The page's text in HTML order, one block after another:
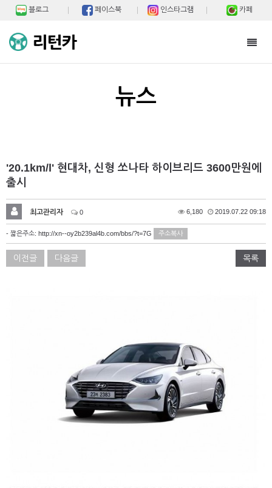
블로그 페이스북 인스타그램 카페
뉴스
'20.1km/l' 현대차, 신형 쏘나타 하이브리드 3600만원에
출시
최고관리자 0 6,180 2019.07.22 09:18
- 짧은주소: http://xn--oy2b239al4b.com/bbs/?t=7G 주소복사
이전글 다음글 목록